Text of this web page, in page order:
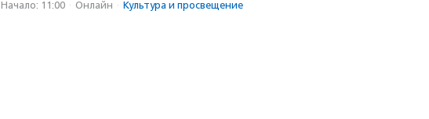
Начало: 11:00 · Онлайн · Культура и просвещение